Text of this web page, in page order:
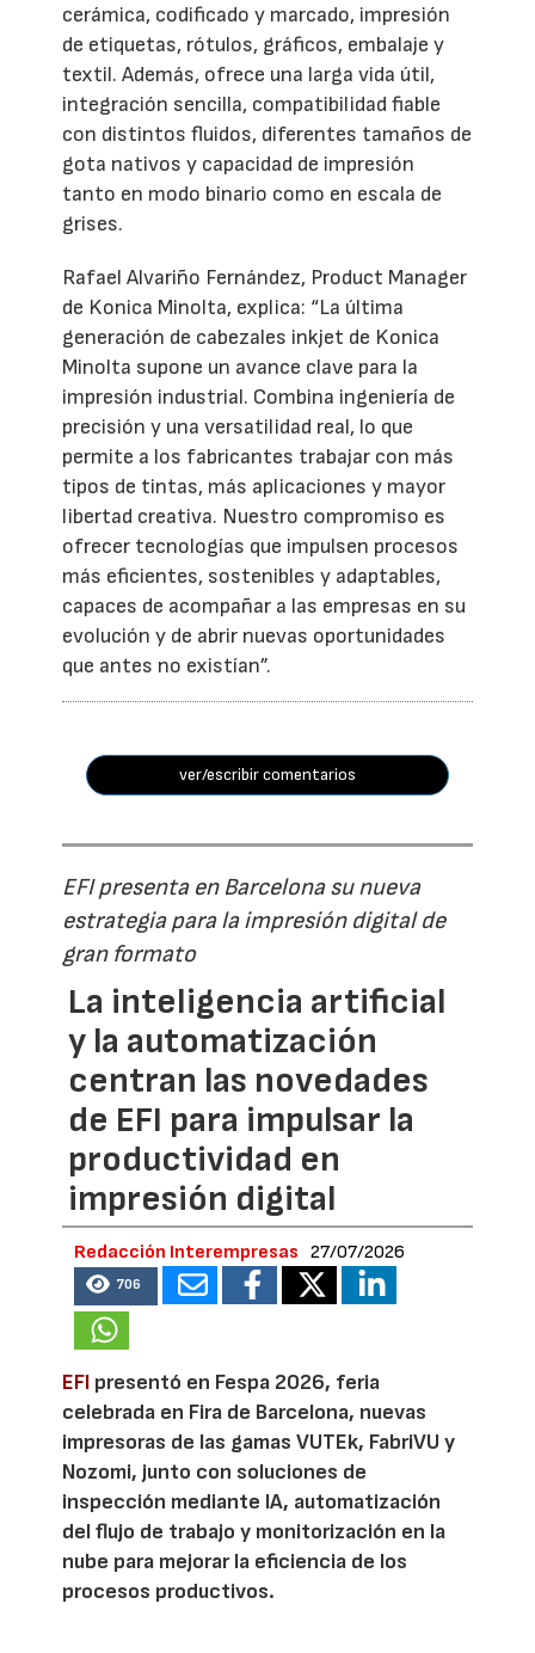
cerámica, codificado y marcado, impresión
de etiquetas, rótulos, gráficos, embalaje y
textil. Además, ofrece una larga vida útil,
integración sencilla, compatibilidad fiable
con distintos fluidos, diferentes tamaños de
gota nativos y capacidad de impresión
tanto en modo binario como en escala de
grises.
Rafael Alvariño Fernández, Product Manager
de Konica Minolta, explica: “La última
generación de cabezales inkjet de Konica
Minolta supone un avance clave para la
impresión industrial. Combina ingeniería de
precisión y una versatilidad real, lo que
permite a los fabricantes trabajar con más
tipos de tintas, más aplicaciones y mayor
libertad creativa. Nuestro compromiso es
ofrecer tecnologías que impulsen procesos
más eficientes, sostenibles y adaptables,
capaces de acompañar a las empresas en su
evolución y de abrir nuevas oportunidades
que antes no existían”.
ver/escribir comentarios
EFI presenta en Barcelona su nueva
estrategia para la impresión digital de
gran formato
La inteligencia artificial
y la automatización
centran las novedades
de EFI para impulsar la
productividad en
impresión digital
Redacción Interempresas 27/07/2026
706
EFI presentó en Fespa 2026, feria
celebrada en Fira de Barcelona, nuevas
impresoras de las gamas VUTEk, FabriVU y
Nozomi, junto con soluciones de
inspección mediante IA, automatización
del flujo de trabajo y monitorización en la
nube para mejorar la eficiencia de los
procesos productivos.